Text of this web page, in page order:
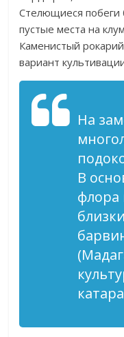
Стелющиеся побеги
пустые места на
Каменистый
вариант
На
В
флора